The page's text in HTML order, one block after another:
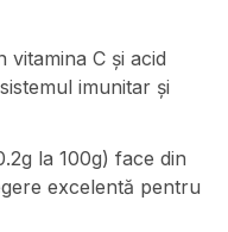
vitamina C și acid
imunitar și
la 100g) face din
excelentă pentru